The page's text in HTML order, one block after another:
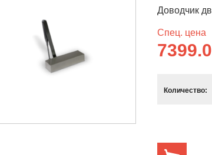
Доводчик
Спец. цена
Количество: